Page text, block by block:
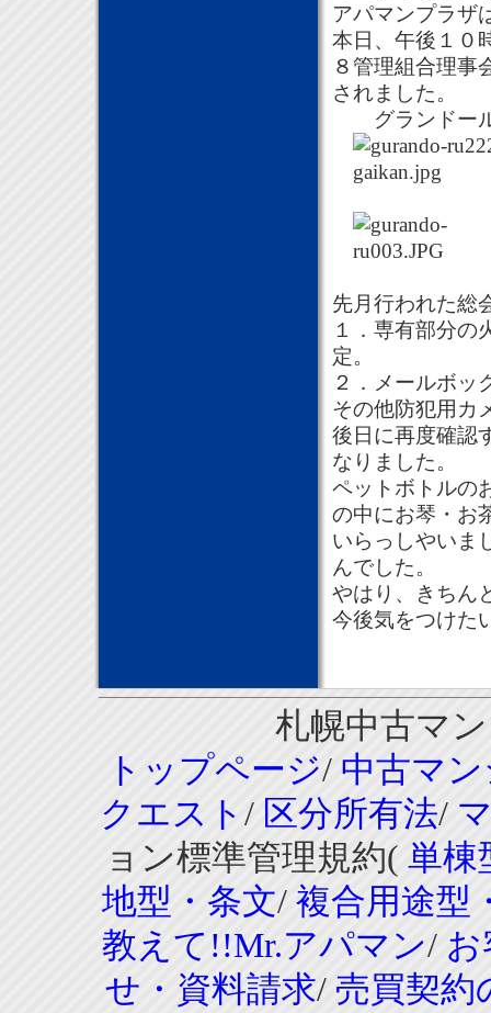
アパマンプラザ
本日、午後１０
８管理組合理事
されました。
グランドー
先月行われた総
１．専有部分の
定。
２．メールボッ
その他防犯用カ
後日に再度確認
なりました。
ペットボトルの
の中にお琴・お
いらっしやいま
んでした。
やはり、きちん
今後気をつけた
札幌中古マ
トップページ/ 中古マ
クエスト / 区分所有法/
ョン標準管理規約( 単棟
地型・条文/ 複合用途型
教えて!!Mr.アパマン/ お
せ・資料請求/ 売買契約